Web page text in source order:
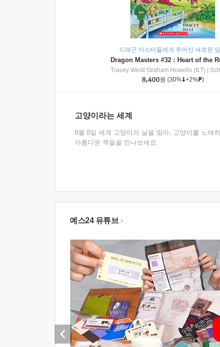
드래곤 마스터들에게 주어진 새로운
Tracey West/ Graham Howells (ILT)
8,400원 (30% +2% )
고양이라는 세계
8월 8일 세계 고양이의 날을 맞아, 고양이를 노래
아름다운 책들을 만나보세요.
예스24 유튜브